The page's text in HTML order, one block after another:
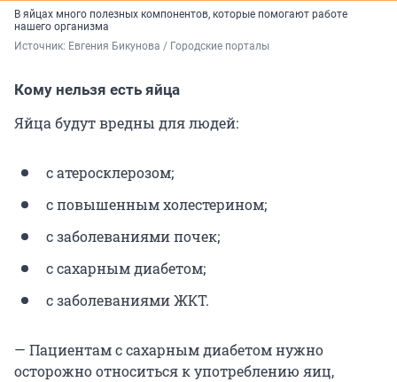
В яйцах много полезных компонентов, которые помогают работе
нашего организма
Источник: Евгения Бикунова / Городские порталы
Кому нельзя есть яйца
Яйца будут вредны для людей:
с атеросклерозом;
с повышенным холестерином;
с заболеваниями почек;
с сахарным диабетом;
с заболеваниями ЖКТ.
— Пациентам с сахарным диабетом нужно
осторожно относиться к употреблению яиц,